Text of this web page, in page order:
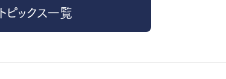
トピックス一覧